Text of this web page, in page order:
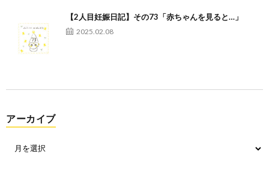
【2人目妊娠日記】その73「赤ちゃんを見ると…」
2025.02.08
アーカイブ